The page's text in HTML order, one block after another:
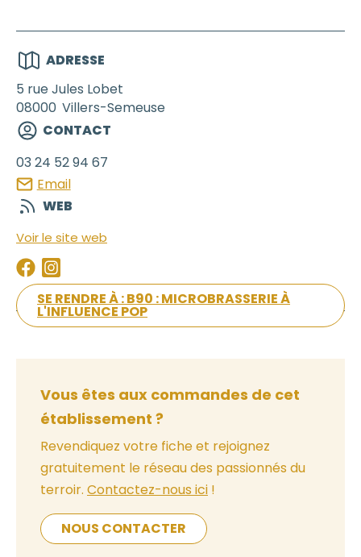
ADRESSE
5 rue Jules Lobet
08000 Villers-Semeuse
CONTACT
03 24 52 94 67
Email
WEB
Voir le site web
SE RENDRE À : B90 : MICROBRASSERIE À
L'INFLUENCE POP
Vous êtes aux commandes de cet
établissement ?
Revendiquez votre fiche et rejoignez
gratuitement le réseau des passionnés du
terroir. Contactez-nous ici !
NOUS CONTACTER